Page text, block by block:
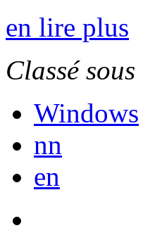
en lire plus
Classé sous
Windows
nn
en